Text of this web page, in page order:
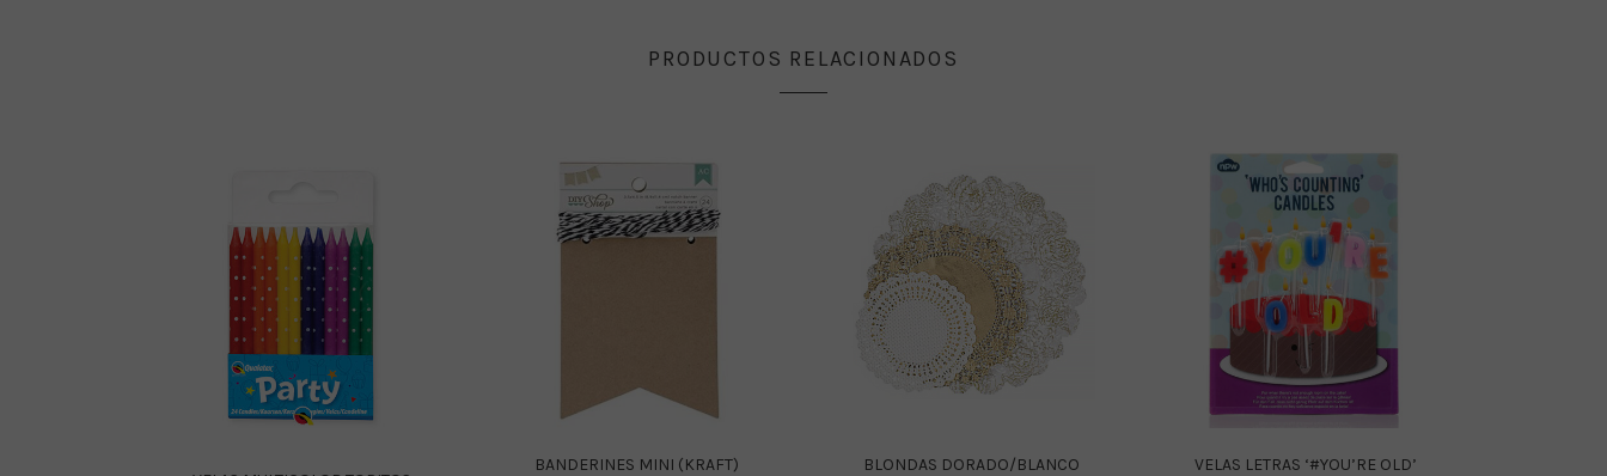
PRODUCTOS RELACIONADOS
BANDERINES MINI (KRAFT)
BLONDAS DORADO/BLANCO
VELAS LETRAS ‘#YOU’RE OLD’